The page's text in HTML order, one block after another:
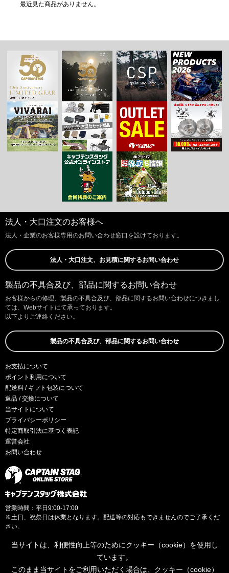
最近見た商品がありません。
法人・大口注文のお客様へ
法人・企業のお客様専用のお問い合わせ窓口を設けております。
法人・大口注文、お見積に関するお問い合わせ
製品の不具合及び、部品に関するお問い合わせ
お客様からの修理、製品の不具合及び、部品に関するお問い合わせにつきまし
ては、Webサイトにて承っております。
以下よりご連絡ください。
製品の不具合及び、部品に関するお問い合わせ
お支払について
ポイント利用について
配送料 / ギフト包装について
返品 / 交換について
当サイトについて
プライバシーポリシー
特定商取引法に基づく表記
運営会社
お問い合わせ
営業時間：平日9:00-17:00
※土日、祝祭日は休業となります。配送等の対応もできませんのでご了承くだ
さい。
当サイトは、利便性向上等のためにクッキー（cookie）を使用し
ています。
このまま当サイトをご利用いただく場合は、クッキー（cookie）